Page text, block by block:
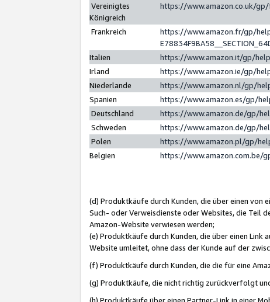
Vereinigtes
Königreich
https://www.amazon.co.uk/
Frankreich
https://www.amazon.fr/gp/
Italien
https://www.amazon.it/gp/
Irland
https://www.amazon.ie/gp/
Niederlande
https://www.amazon.nl/gp/
Spanien
https://www.amazon.es/gp/
Deutschland
https://www.amazon.de/gp/
Schweden
https://www.amazon.de/gp/
Polen
https://www.amazon.pl/gp/
Belgien
https://www.amazon.com.be/
(d) Produktkäufe durch Kunden, die über einen von
Such- oder Verweisdienste oder Websites, die Teil
Amazon-Website verwiesen werden;
(e) Produktkäufe durch Kunden, die über einen
Website umleitet, ohne dass der Kunde auf der
(f) Produktkäufe durch Kunden, die die für eine
(g) Produktkäufe, die nicht richtig zurückverfolgt
(h) Produktkäufe über einen Partner-Link in einer